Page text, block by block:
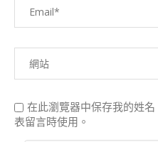
在此瀏覽器中保存我的姓
表留言時使用。